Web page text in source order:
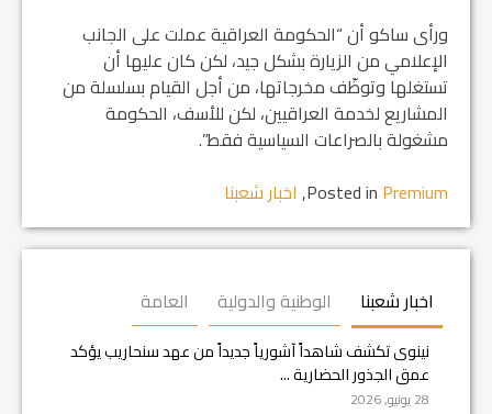
ورأى ساكو أن “الحكومة العراقية عملت على الجانب
الإعلامي من الزيارة بشكل جيد، لكن كان عليها أن
تستغلها وتوظّف مخرجاتها، من أجل القيام بسلسلة من
المشاريع لخدمة العراقيين، لكن للأسف، الحكومة
مشغولة بالصراعات السياسية فقط”.
Posted in Premium
, اخبار شعبنا
اخبار شعبنا الوطنية والدولية العامة
نينوى تكشف شاهداً آشورياً جديداً من عهد سنحاريب يؤكد
عمق الجذور الحضارية ...
28 يونيو, 2026